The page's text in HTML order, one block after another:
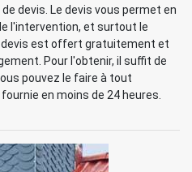
devis. Le devis vous permet en
l'intervention, et surtout le
devis est offert gratuitement et
Pour l'obtenir, il suffit de
pouvez le faire à tout
en moins de 24 heures.